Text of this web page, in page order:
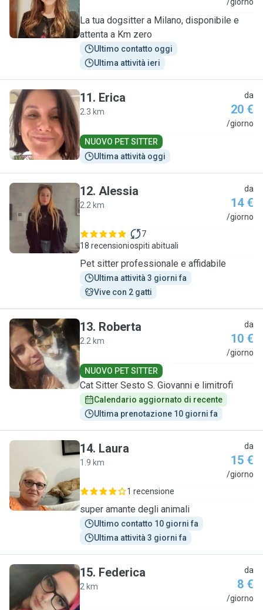
La tua dogsitter a Milano, disponibile e
attenta a Km zero
Ultimo contatto oggi
Ultima attività ieri
E
11. Erica
2.3 km
da
20 €
/giorno
NUOVO PET SITTER
Ultima attività oggi
A
12. Alessia
2.2 km
da
14 €
/giorno
18 recensioni
7
ospiti abituali
Pet sitter professionale e affidabile
Ultima attività 3 giorni fa
Vive con 2 gatti
R
13. Roberta
2.2 km
da
10 €
/giorno
NUOVO PET SITTER
Cat Sitter Sesto S. Giovanni e limitrofi
Calendario aggiornato di recente
Ultima prenotazione 10 giorni fa
L
14. Laura
1.9 km
da
15 €
/giorno
1 recensione
super amante degli animali
Ultimo contatto 10 giorni fa
Ultima attività 3 giorni fa
F
15. Federica
2 km
da
8 €
/giorno